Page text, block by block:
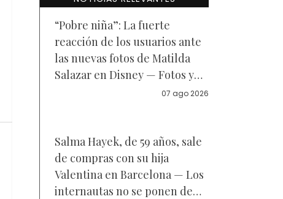
“Pobre niña”: La fuerte
reacción de los usuarios ante
las nuevas fotos de Matilda
Salazar en Disney — Fotos y
07 ago 2026
Salma Hayek, de 59 años, sale
de compras con su hija
Valentina en Barcelona — Los
internautas no se ponen de